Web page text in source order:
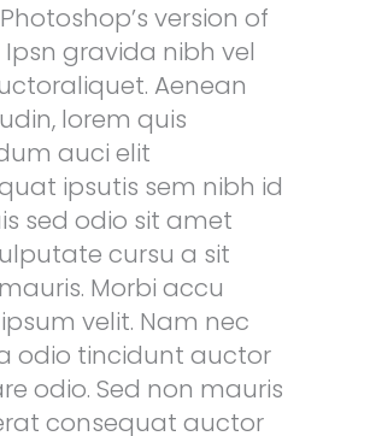
version of
Ipsn gravida nibh vel
Aenean
lorem quis
auci elit
ipsutis sem nibh id
sed odio sit amet
cursu a sit
Morbi accu
velit. Nam nec
odio tincidunt auctor
odio. Sed non mauris
consequat auctor